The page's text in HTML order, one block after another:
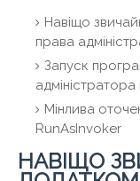
Навіщо
права
Запуск
Мінлива
RunAsInvoker
НАВІЩО